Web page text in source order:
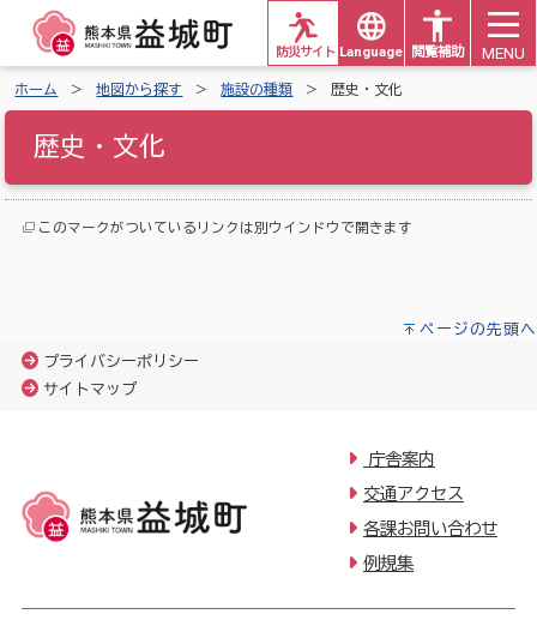
Languages 閲覧補助
防災サイト MENU
ホーム 地図から探す 施設の種類 歴史・文化
歴史・文化
このマークがついているリンクは別ウインドウで開きます
ページの先頭へ
プライバシーポリシー
サイトマップ
庁舎案内
交通アクセス
各課お問い合わせ
例規集